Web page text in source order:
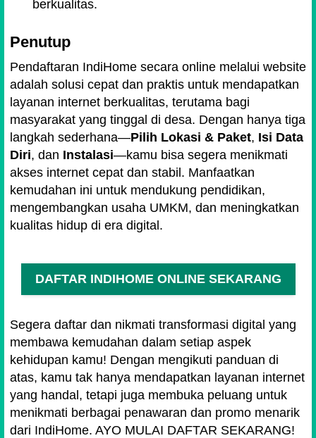
berkualitas.
Penutup
Pendaftaran IndiHome secara online melalui website
adalah solusi cepat dan praktis untuk mendapatkan
layanan internet berkualitas, terutama bagi
masyarakat yang tinggal di desa. Dengan hanya tiga
langkah sederhana—Pilih Lokasi & Paket, Isi Data
Diri, dan Instalasi—kamu bisa segera menikmati
akses internet cepat dan stabil. Manfaatkan
kemudahan ini untuk mendukung pendidikan,
mengembangkan usaha UMKM, dan meningkatkan
kualitas hidup di era digital.
DAFTAR INDIHOME ONLINE SEKARANG
Segera daftar dan nikmati transformasi digital yang
membawa kemudahan dalam setiap aspek
kehidupan kamu! Dengan mengikuti panduan di
atas, kamu tak hanya mendapatkan layanan internet
yang handal, tetapi juga membuka peluang untuk
menikmati berbagai penawaran dan promo menarik
dari IndiHome. AYO MULAI DAFTAR SEKARANG!